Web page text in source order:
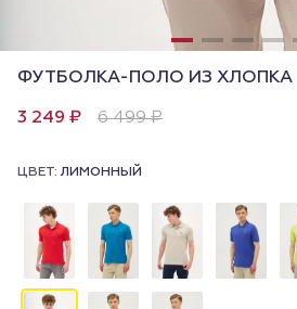
ФУТБОЛКА-ПОЛО ИЗ ХЛОПКА
3 249 ₽ 6 499 ₽
ЦВЕТ: ЛИМОННЫЙ